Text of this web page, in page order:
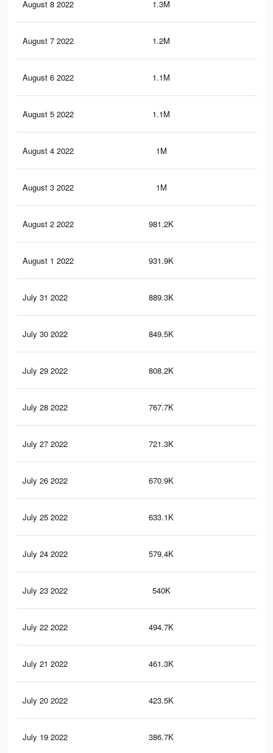
August 8 2022 1.3M
August 7 2022 1.2M
August 6 2022 1.1M
August 5 2022 1.1M
August 4 2022 1M
August 3 2022 1M
August 2 2022 981.2K
August 1 2022 931.9K
July 31 2022 889.3K
July 30 2022 849.5K
July 29 2022 808.2K
July 28 2022 767.7K
July 27 2022 721.3K
July 26 2022 670.9K
July 25 2022 633.1K
July 24 2022 579.4K
July 23 2022 540K
July 22 2022 494.7K
July 21 2022 461.3K
July 20 2022 423.5K
July 19 2022 386.7K